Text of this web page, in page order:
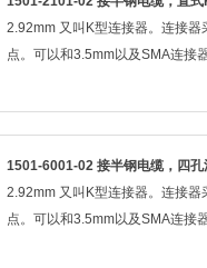
2.92mm 又叫K型连接器。连接
点。可以和3.5mm以及SMA连接
1501-6001-02 接半钢电缆，四
2.92mm 又叫K型连接器。连接
点。可以和3.5mm以及SMA连接